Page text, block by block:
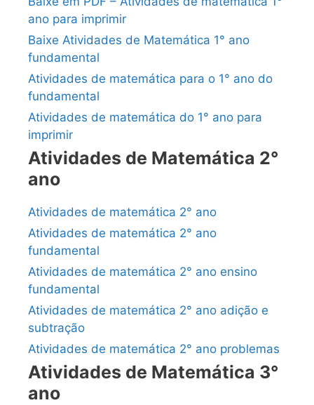
ano para imprimir
Baixe Atividades de Matemática 1° ano
fundamental
Atividades de matemática para o 1° ano do
fundamental
Atividades de matemática do 1° ano para
imprimir
Atividades de Matemática 2°
ano
Atividades de matemática 2° ano
Atividades de matemática 2° ano
fundamental
Atividades de matemática 2° ano ensino
fundamental
Atividades de matemática 2° ano adição e
subtração
Atividades de matemática 2° ano problemas
Atividades de Matemática 3°
ano